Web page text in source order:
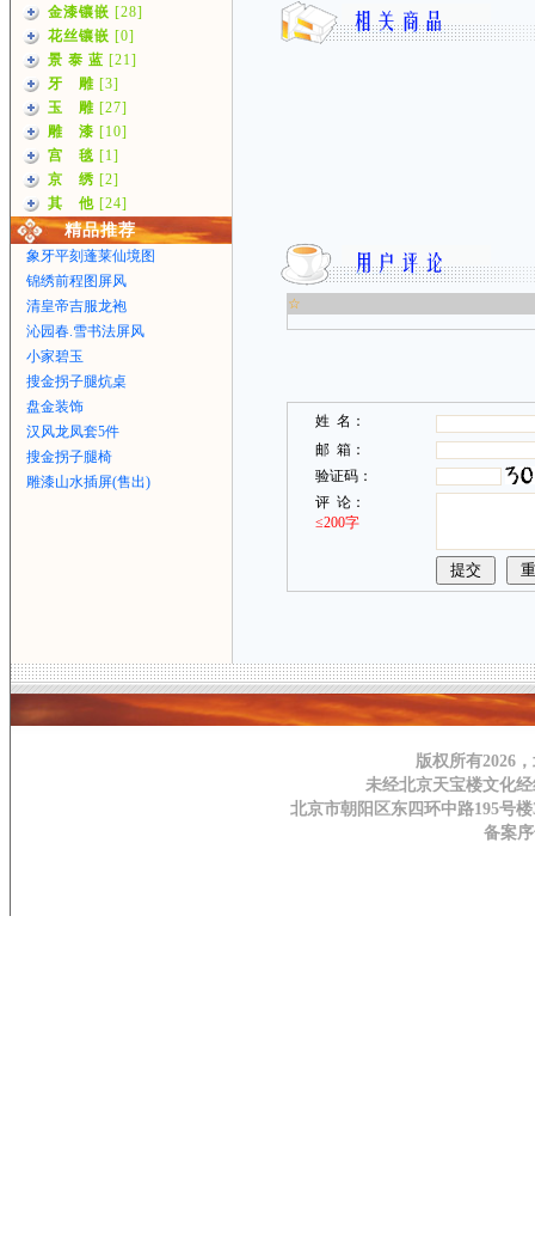
金漆镶嵌 [28]
花丝镶嵌 [0]
景 泰 蓝 [21]
牙 雕 [3]
玉 雕 [27]
雕 漆 [10]
宫 毯 [1]
京 绣 [2]
其 他 [24]
精品推荐
象牙平刻蓬莱仙境图
锦绣前程图屏风
清皇帝吉服龙袍
沁园春.雪书法屏风
小家碧玉
搜金拐子腿炕桌
盘金装饰
汉风龙凤套5件
搜金拐子腿椅
雕漆山水插屏(售出)
☆
姓 名：
邮 箱：
验证码：
评 论：
≤200字
版权所有2026
未经北京天宝楼文化
北京市朝阳区东四环中路195号楼
备案